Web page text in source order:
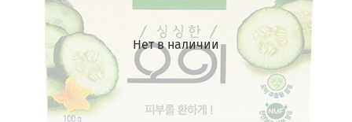
Нет в наличии